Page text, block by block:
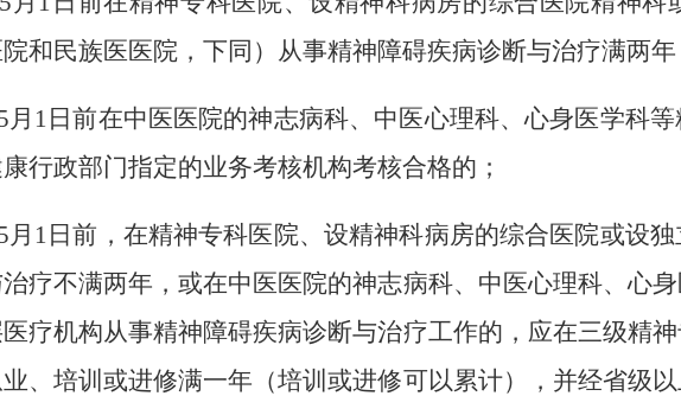
院和民族医医院，下同）从事精神障碍疾病诊断与治疗满两
月 1 日前在中医医院的神志病科、中医心理科、心身医学科
行政部门指定的业务考核机构考核合格的；
月 1 日前，在精神专科医院、设精神科病房的综合医院或设
疗不满两年，或在中医医院的神志病科、中医心理科、心
疗机构从事精神障碍疾病诊断与治疗工作的，应在三级精
、培训或进修满一年（培训或进修可以累计），并经省级